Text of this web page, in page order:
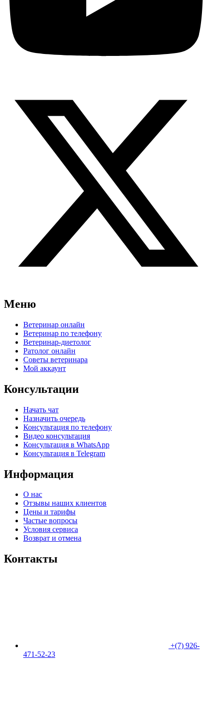
Меню
Ветеринар онлайн
Ветеринар по телефону
Ветеринар-диетолог
Ратолог онлайн
Советы ветеринара
Мой аккаунт
Консультации
Начать чат
Назначить очередь
Консультация по телефону
Видео консультация
Консультация в WhatsApp
Консультация в Telegram
Информация
О нас
Отзывы наших клиентов​
Цены и тарифы
Частые вопросы
Условия сервиса
Возврат и отмена
Контакты
+(7) 926-
471-52-23